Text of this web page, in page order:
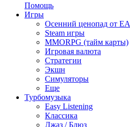
Помощь
Игры
Осенний ценопад от EA
Steam игры
MMORPG (тайм карты)
Игровая валюта
Стратегии
Экшн
Симуляторы
Еще
Турбомузыка
Easy Listening
Классика
Джаз / Блюз